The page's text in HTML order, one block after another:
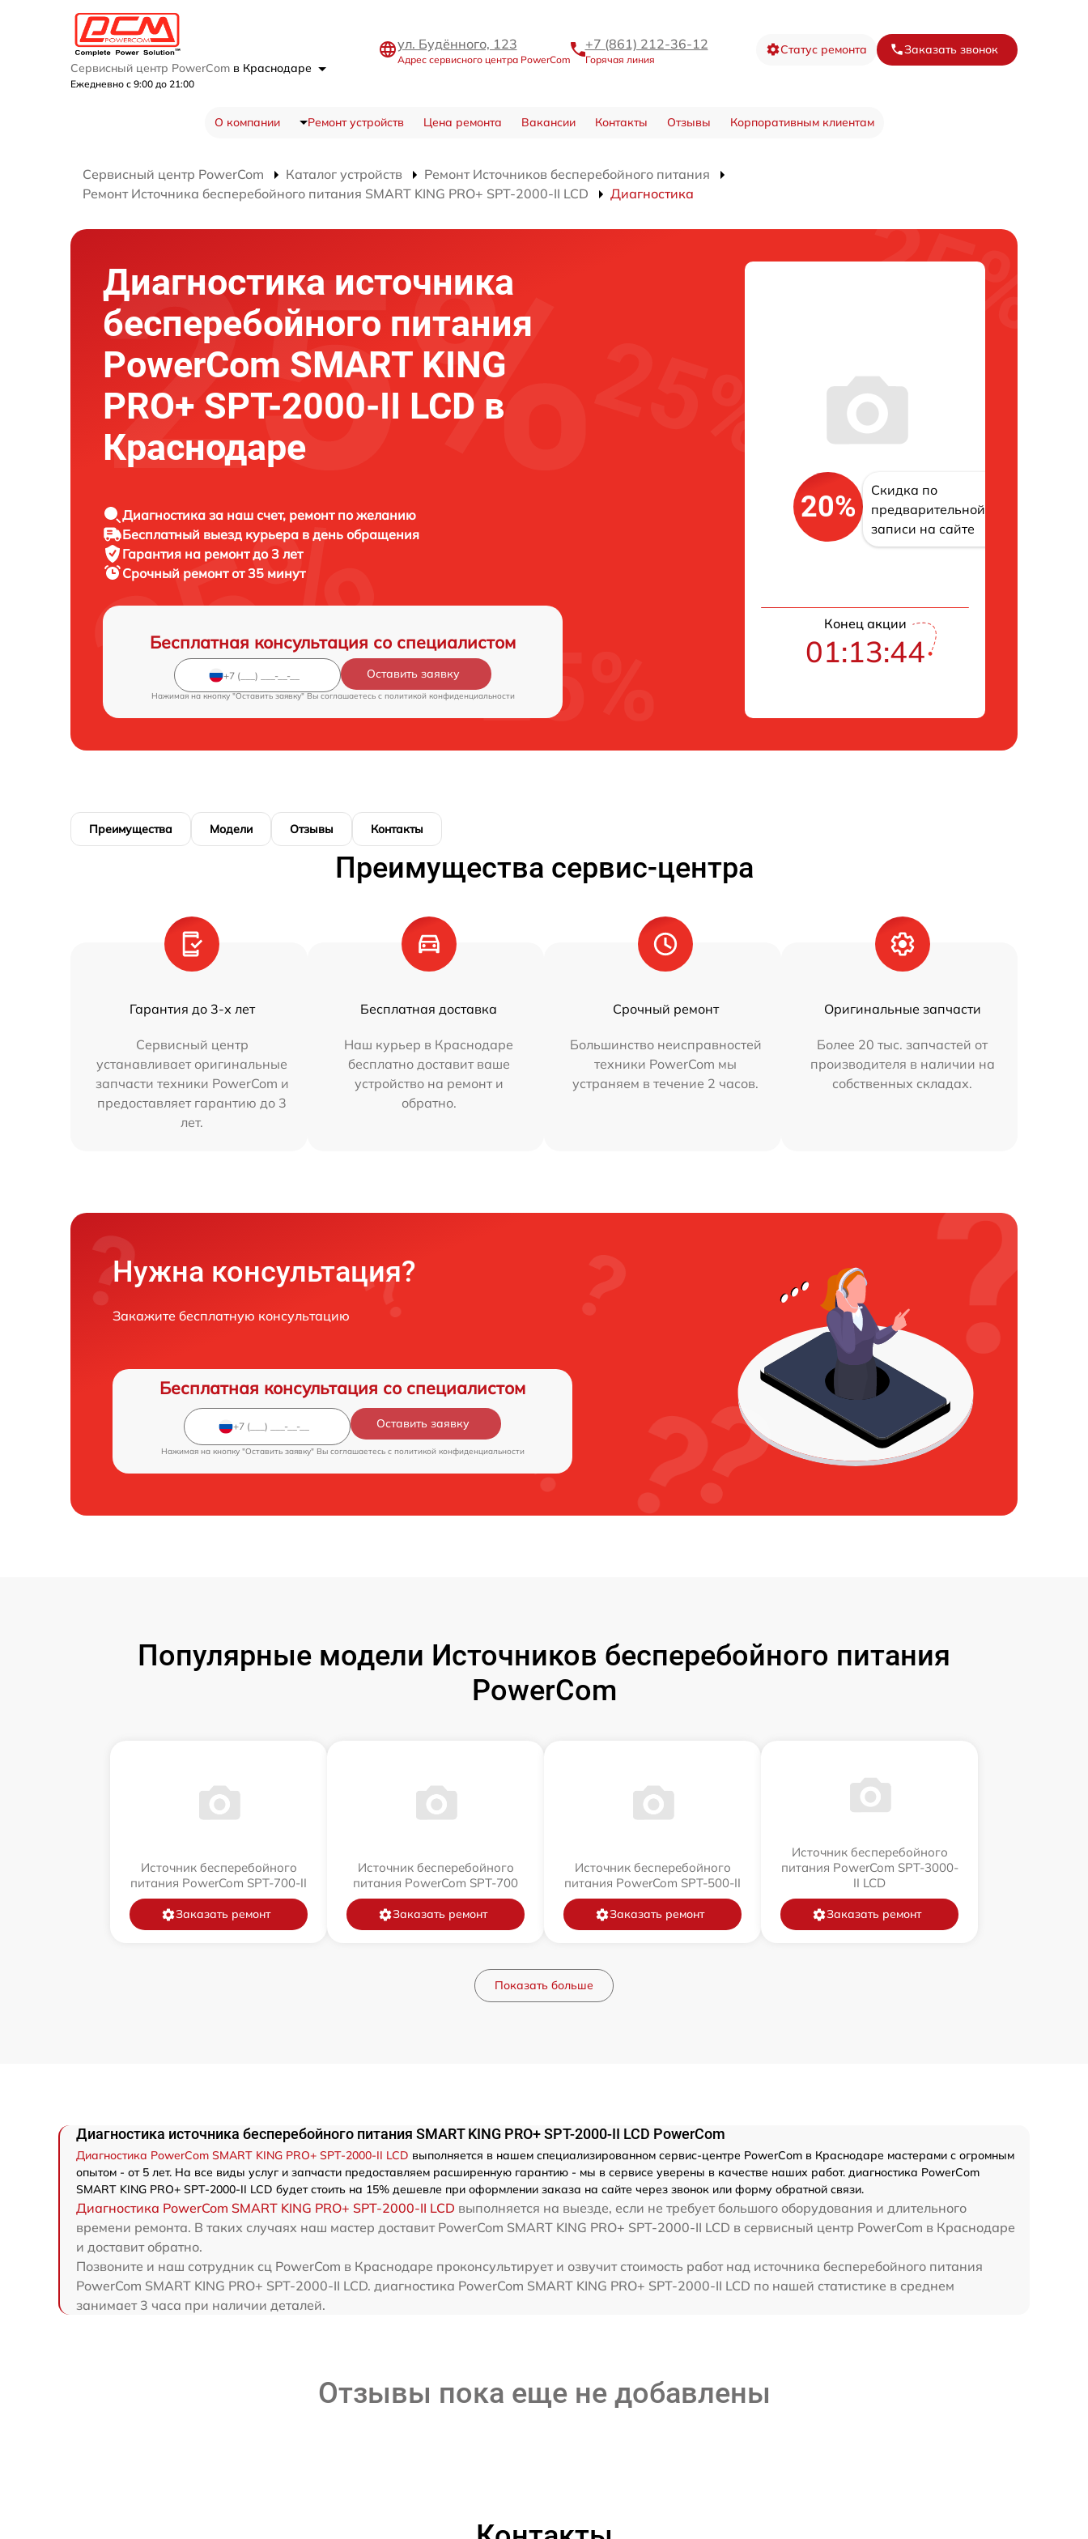
Сервисный центр PowerCom в Краснодаре
Ежедневно с 9:00 до 21:00
ул. Будённого, 123
Адрес сервисного центра PowerCom
+7 (861) 212-36-12
Горячая линия
Статус ремонта Заказать звонок
О компании Ремонт устройств Цена ремонта Вакансии Контакты Отзывы Корпоративным клиентам
Сервисный центр PowerCom Каталог устройств
Ремонт Источников бесперебойного питания
Ремонт Источника бесперебойного питания SMART KING PRO+ SPT-2000-II LCD
Диагностика
Диагностика источника
бесперебойного питания
PowerCom SMART KING
PRO+ SPT-2000-II LCD в
Краснодаре
Диагностика за наш счет, ремонт по желанию
Бесплатный выезд курьера в день обращения
Гарантия на ремонт до 3 лет
Срочный ремонт от 35 минут
Бесплатная консультация со специалистом
Оставить заявку
Нажимая на кнопку "Оставить заявку" Вы соглашаетесь c политикой конфиденциальности
20%
Скидка по
предварительной
записи на сайте
Конец акции
01:13:43
Преимущества Модели Отзывы Контакты
Преимущества сервис-центра
Гарантия до 3-х лет
Сервисный центр
устанавливает оригинальные
запчасти техники PowerCom и
предоставляет гарантию до 3
лет.
Бесплатная доставка
Наш курьер в Краснодаре
бесплатно доставит ваше
устройство на ремонт и
обратно.
Срочный ремонт
Большинство неисправностей
техники PowerCom мы
устраняем в течение 2 часов.
Оригинальные запчасти
Более 20 тыс. запчастей от
производителя в наличии на
собственных складах.
Нужна консультация?
Закажите бесплатную консультацию
Бесплатная консультация со специалистом
Оставить заявку
Нажимая на кнопку "Оставить заявку" Вы соглашаетесь c политикой конфиденциальности
Популярные модели Источников бесперебойного питания
PowerCom
Источник бесперебойного
питания PowerCom SPT-700-II
Заказать ремонт
Источник бесперебойного
питания PowerCom SPT-700
Заказать ремонт
Источник бесперебойного
питания PowerCom SPT-500-II
Заказать ремонт
Источник бесперебойного
питания PowerCom SPT-3000-
II LCD
Заказать ремонт
Показать больше
Диагностика источника бесперебойного питания SMART KING PRO+ SPT-2000-II LCD PowerCom
Диагностика PowerCom SMART KING PRO+ SPT-2000-II LCD выполняется в нашем специализированном сервис-центре PowerCom в Краснодаре мастерами с огромным
опытом - от 5 лет. На все виды услуг и запчасти предоставляем расширенную гарантию - мы в сервисе уверены в качестве наших работ. диагностика PowerCom
SMART KING PRO+ SPT-2000-II LCD будет стоить на 15% дешевле при оформлении заказа на сайте через звонок или форму обратной связи.
Диагностика PowerCom SMART KING PRO+ SPT-2000-II LCD выполняется на выезде, если не требует большого оборудования и длительного
времени ремонта. В таких случаях наш мастер доставит PowerCom SMART KING PRO+ SPT-2000-II LCD в сервисный центр PowerCom в Краснодаре
и доставит обратно.
Позвоните и наш сотрудник сц PowerCom в Краснодаре проконсультирует и озвучит стоимость работ над источника бесперебойного питания
PowerCom SMART KING PRO+ SPT-2000-II LCD. диагностика PowerCom SMART KING PRO+ SPT-2000-II LCD по нашей статистике в среднем
занимает 3 часа при наличии деталей.
Отзывы пока еще не добавлены